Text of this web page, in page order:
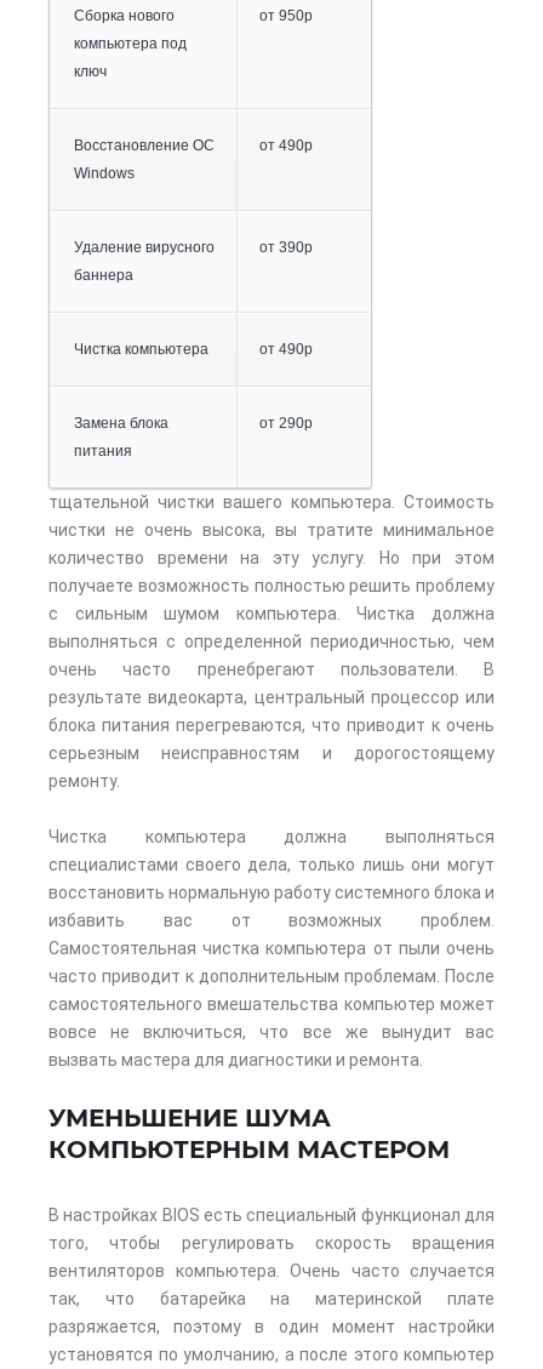
Сборка нового
компьютера под
ключ
от 950р
Восстановление ОС
Windows
от 490р
Удаление вирусного
баннера
от 390р
Чистка компьютера от 490р
Замена блока
питания
от 290р
тщательной чистки вашего компьютера. Стоимость
чистки не очень высока, вы тратите минимальное
количество времени на эту услугу. Но при этом
получаете возможность полностью решить проблему
с сильным шумом компьютера. Чистка должна
выполняться с определенной периодичностью, чем
очень часто пренебрегают пользователи. В
результате видеокарта, центральный процессор или
блока питания перегреваются, что приводит к очень
серьезным неисправностям и дорогостоящему
ремонту.
Чистка компьютера должна выполняться
специалистами своего дела, только лишь они могут
восстановить нормальную работу системного блока и
избавить вас от возможных проблем.
Самостоятельная чистка компьютера от пыли очень
часто приводит к дополнительным проблемам. После
самостоятельного вмешательства компьютер может
вовсе не включиться, что все же вынудит вас
вызвать мастера для диагностики и ремонта.
УМЕНЬШЕНИЕ ШУМА
КОМПЬЮТЕРНЫМ МАСТЕРОМ
В настройках BIOS есть специальный функционал для
того, чтобы регулировать скорость вращения
вентиляторов компьютера. Очень часто случается
так, что батарейка на материнской плате
разряжается, поэтому в один момент настройки
установятся по умолчанию, а после этого компьютер